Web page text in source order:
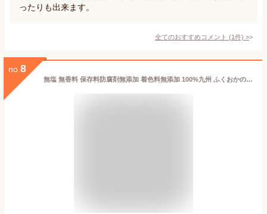
ったりも出来ます。
全てのおすすめコメント (1件) >
no. 8
無塩 無香料 保存料防腐剤無添加 着色料無添加 100%九州 ふくおかの八女産 天然抹茶青汁 三八